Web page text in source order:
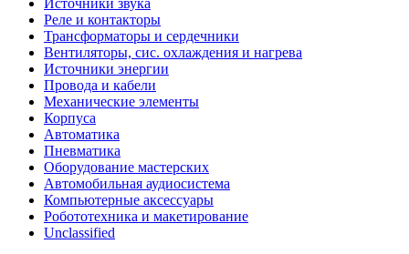
Реле и контакторы
Трансформаторы и сердечники
Вентиляторы, сис. охлаждения и нагрева
Источники энергии
Провода и кабели
Механические элементы
Корпуса
Автоматика
Пневматика
Оборудование мастерских
Автомобильная аудиосистема
Компьютерные аксессуары
Робототехника и макетирование
Unclassified